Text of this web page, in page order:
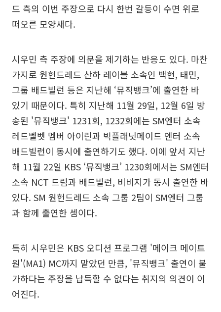
드 측의 이번 주장으로 다시 한번 갈등이 수면 위로
떠오른 모양새다.
시우민 측 주장에 의문을 제기하는 반응도 있다. 마찬
가지로 원헌드레드 산하 레이블 소속인 백현, 태민,
그룹 배드빌런 등은 지난해 ‘뮤직뱅크’에 출연한 바
있기 때문이다. 특히 지난해 11월 29일, 12월 6일 방
송된 '뮤직뱅크' 1231회, 1232회에는 SM엔터 소속
레드벨벳 멤버 아이린과 빅플래닛메이드 엔터 소속
배드빌런이 동시에 출연하기도 했다. 이에 앞서 지난
해 11월 22일 KBS ‘뮤직뱅크’ 1230회에서는 SM엔터
소속 NCT 드림과 배드빌런, 비비지가 동시 출연한 바
있다. SM 원헌드레드 소속 그룹 2팀이 SM엔터 그룹
과 함께 출연한 셈이다.
특히 시우민은 KBS 오디션 프로그램 '메이크 메이트
원'(MA1) MC까지 맡았던 만큼, '뮤직뱅크' 출연이 불
가하다는 주장을 납득할 수 없다는 취지의 의견이 이
어진다.